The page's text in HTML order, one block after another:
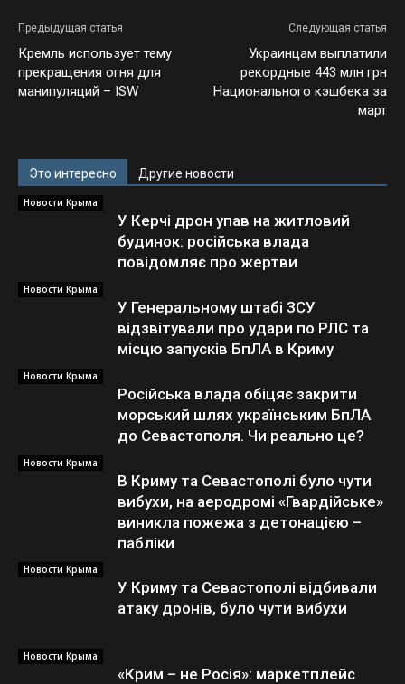
Предыдущая статья
Кремль использует тему
прекращения огня для
манипуляций – ISW
Следующая статья
Украинцам выплатили
рекордные 443 млн грн
Национального кэшбека за
март
Это интересно Другие новости
Новости Крыма
У Керчі дрон упав на житловий
будинок: російська влада
повідомляє про жертви
Новости Крыма
У Генеральному штабі ЗСУ
відзвітували про удари по РЛС та
місцю запусків БпЛА в Криму
Новости Крыма
Російська влада обіцяє закрити
морський шлях українським БпЛА
до Севастополя. Чи реально це?
Новости Крыма
В Криму та Севастополі було чути
вибухи, на аеродромі «Гвардійське»
виникла пожежа з детонацією –
пабліки
Новости Крыма
У Криму та Севастополі відбивали
атаку дронів, було чути вибухи
Новости Крыма
«Крим – не Росія»: маркетплейс